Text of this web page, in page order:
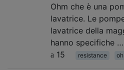
Ohm che è una
lavatrice. Le
lavatrice della
hanno specifiche …
15
resistance